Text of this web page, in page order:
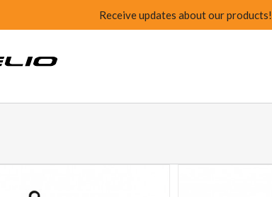
Receive updates about our products!